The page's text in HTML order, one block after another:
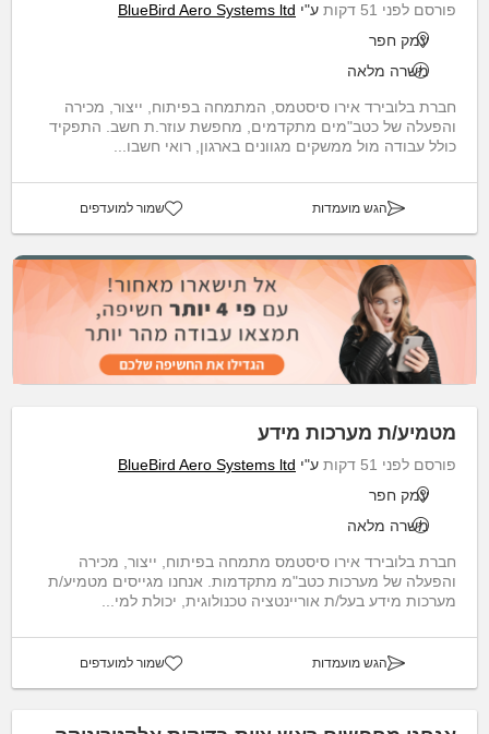
פורסם לפני 51 דקות ע"י BlueBird Aero Systems ltd
עמק חפר
משרה מלאה
חברת בלובירד אירו סיסטמס, המתמחה בפיתוח, ייצור, מכירה
והפעלה של כטב"מים מתקדמים, מחפשת עוזר.ת חשב. התפקיד
כולל עבודה מול ממשקים מגוונים בארגון, רואי חשבו...
הגש מועמדות שמור למועדפים
מטמיע/ת מערכות מידע
פורסם לפני 51 דקות ע"י BlueBird Aero Systems ltd
עמק חפר
משרה מלאה
חברת בלובירד אירו סיסטמס מתמחה בפיתוח, ייצור, מכירה
והפעלה של מערכות כטב"מ מתקדמות. אנחנו מגייסים מטמיע/ת
מערכות מידע בעל/ת אוריינטציה טכנולוגית, יכולת למי...
הגש מועמדות שמור למועדפים